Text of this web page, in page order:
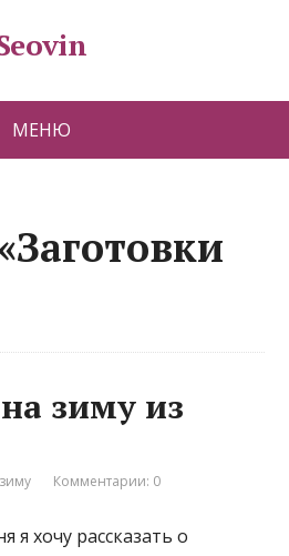
МЕНЮ
зиму из
Комментарии: 0
я хочу рассказать о